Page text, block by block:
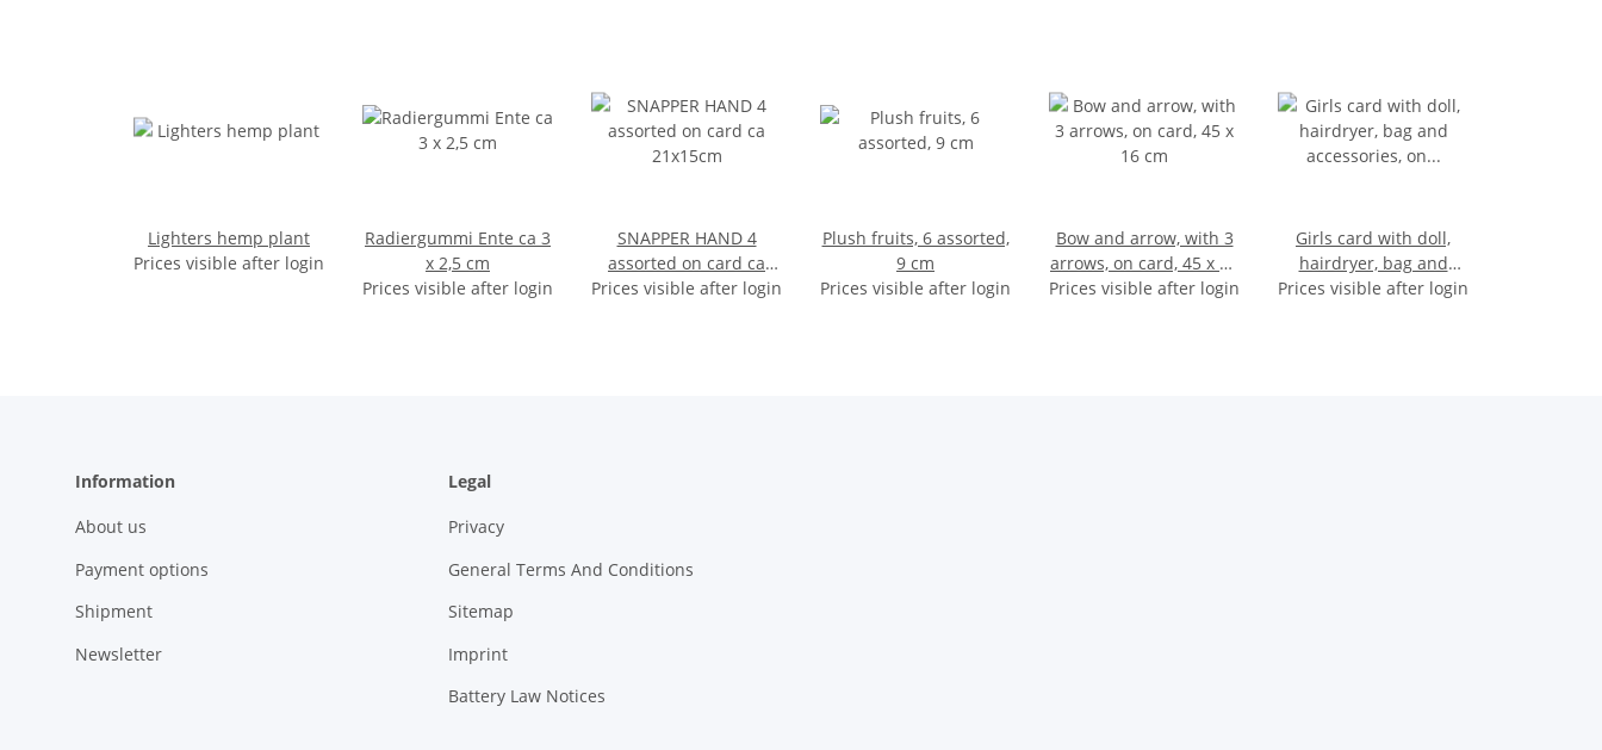
Lighters hemp plant
Prices visible after login
Radiergummi Ente ca 3
x 2,5 cm
Prices visible after login
SNAPPER HAND 4
assorted on card ca
21x15cm
Prices visible after login
Plush fruits, 6 assorted,
9 cm
Prices visible after login
Bow and arrow, with 3
arrows, on card, 45 x 16
cm
Prices visible after login
Girls card with doll,
hairdryer, bag and
accessories, on card, 57
Prices visible after login
Information
About us
Payment options
Shipment
Newsletter
Legal
Privacy
General Terms And Conditions
Sitemap
Imprint
Battery Law Notices